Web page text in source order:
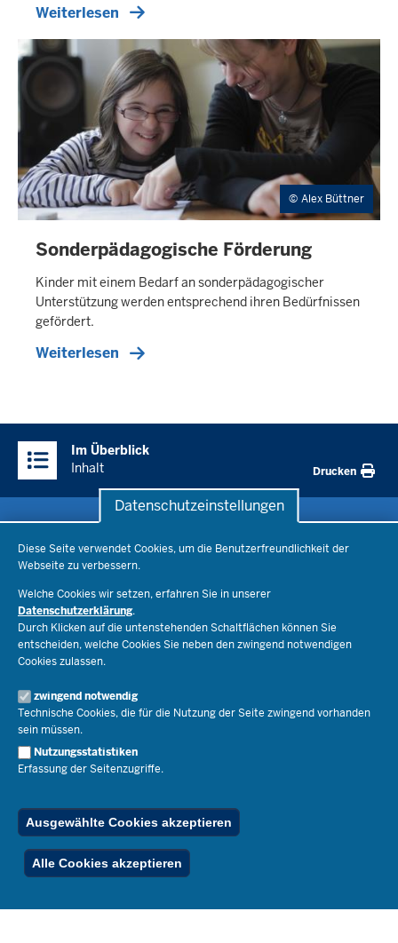
Datenschutzeinstellungen
Diese Seite verwendet Cookies, um die Benutzerfreundlichkeit der
Webseite zu verbessern.
Welche Cookies wir setzen, erfahren Sie in unserer
Datenschutzerklärung.
Durch Klicken auf die untenstehenden Schaltflächen können Sie
entscheiden, welche Cookies Sie neben den zwingend notwendigen
Cookies zulassen.
zwingend notwendig
Technische Cookies, die für die Nutzung der Seite zwingend vorhanden
sein müssen.
Nutzungsstatistiken
Erfassung der Seitenzugriffe.
Ausgewählte Cookies akzeptieren
Alle Cookies akzeptieren
Weiterlesen
Alex Büttner
Sonderpädagogische Förderung
Kinder mit einem Bedarf an sonderpädagogischer
Unterstützung werden entsprechend ihren Bedürfnissen
gefördert.
Weiterlesen
Inhalte
Im Überblick
Inhalt
Drucken
Bildungsthemen
Lehrkräfte
Recht
Schulleben
Ministerium
Ministerin Dorothee Feller
Staatssekretär Dr. Urban Mauer
Open Government
Bibliothek
Veranstaltungen
Geschäftsbereich
Presse
Pressefotos
Social Media
Pressekontakt
Service
Schule(n) suchen
Kontakt
Der Weg zu uns
Publikationen
RSS-Feed
Ferienordnung
Spezialangebote
© 2026 Bildungsportal NRW
Below
Footer
Menu
Inhalt Impressum Datenschutz